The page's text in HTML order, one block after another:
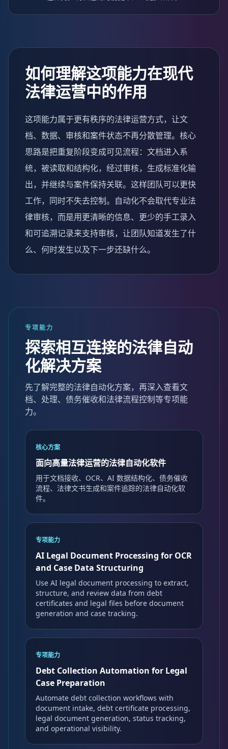
如何理解这项能力在现代
法律运营中的作用
这项能力属于更有秩序的法律运营方式，让文
档、数据、审核和案件状态不再分散管理。核心
思路是把重复阶段变成可见流程：文档进入系
统，被读取和结构化，经过审核，生成标准化输
出，并继续与案件保持关联。这样团队可以更快
工作，同时不失去控制。自动化不会取代专业法
律审核，而是用更清晰的信息、更少的手工录入
和可追溯记录来支持审核，让团队知道发生了什
么、何时发生以及下一步还缺什么。
专项能力
探索相互连接的法律自动
化解决方案
先了解完整的法律自动化方案，再深入查看文
档、处理、债务催收和法律流程控制等专项能
力。
核心方案
面向高量法律运营的法律自动化软件
用于文档接收、OCR、AI 数据结构化、债务催收
流程、法律文书生成和案件追踪的法律自动化软
件。
专项能力
AI Legal Document Processing for OCR
and Case Data Structuring
Use AI legal document processing to extract,
structure, and review data from debt
certificates and legal files before document
generation and case tracking.
专项能力
Debt Collection Automation for Legal
Case Preparation
Automate debt collection workflows with
document intake, debt certificate processing,
legal document generation, status tracking,
and operational visibility.